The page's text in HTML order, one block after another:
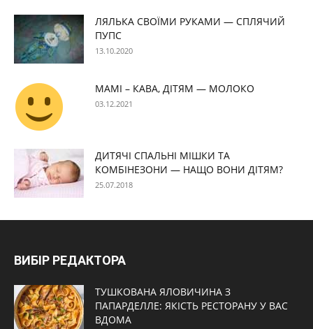
ЛЯЛЬКА СВОЇМИ РУКАМИ — СПЛЯЧИЙ
ПУПС
13.10.2020
МАМІ – КАВА, ДІТЯМ — МОЛОКО
03.12.2021
ДИТЯЧІ СПАЛЬНІ МІШКИ ТА
КОМБІНЕЗОНИ — НАЩО ВОНИ ДІТЯМ?
25.07.2018
ВИБІР РЕДАКТОРА
ТУШКОВАНА ЯЛОВИЧИНА З
ПАПАРДЕЛЛЕ: ЯКІСТЬ РЕСТОРАНУ У ВАС
ВДОМА